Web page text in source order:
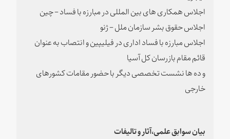
اجلاس همکاری های بین المللی در مبارزه با فساد – چین
اجلاس حقوق بشر سازمان ملل – ژنو
اجلاس مبارزه با فساد اداری در فیلیپین و انتصاب به عنوان
قائم مقام بازرسان کل آسیا
و ده ها نشست تخصصی دیگر با حضور مقامات کشورهای
خارجی
بیان سوابق علمی،آثار و تالیفات